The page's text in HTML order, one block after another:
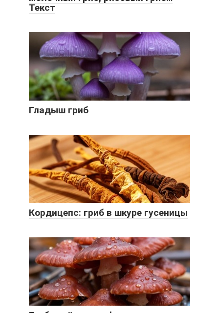
Текст
Гладыш гриб
Кордицепс: гриб в шкуре гусеницы